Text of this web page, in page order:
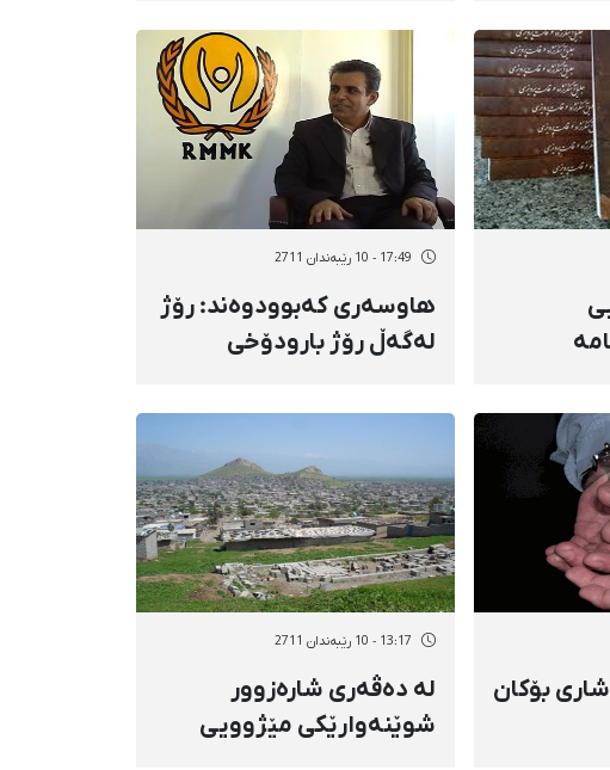
17:49 - 10 رێبەندان 2711
هاوسەری كەبوودوەند: رۆژ
لەگەڵ رۆژ بارودۆخی
بەرەو خراپی دەڕوات
بۆكان
13:17 - 10 رێبەندان 2711
لە دەڤەری شارەزوور
شوێنەوارێكی مێژوویی